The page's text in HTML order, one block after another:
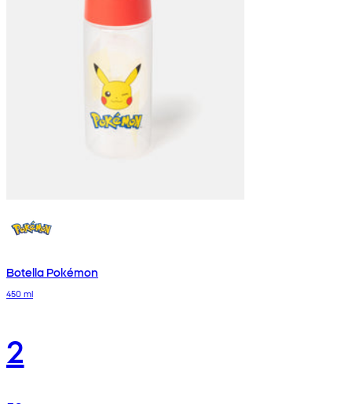
Botella Pokémon
450 ml
2